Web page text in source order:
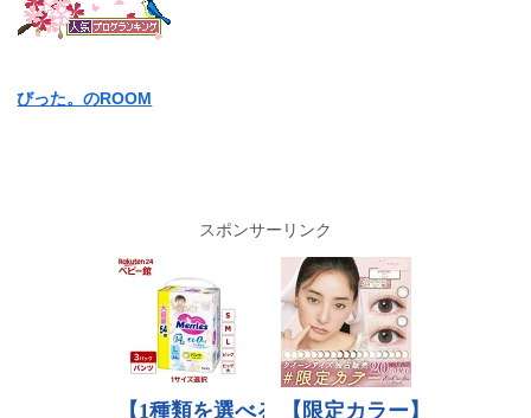
びった。のROOM
スポンサーリンク